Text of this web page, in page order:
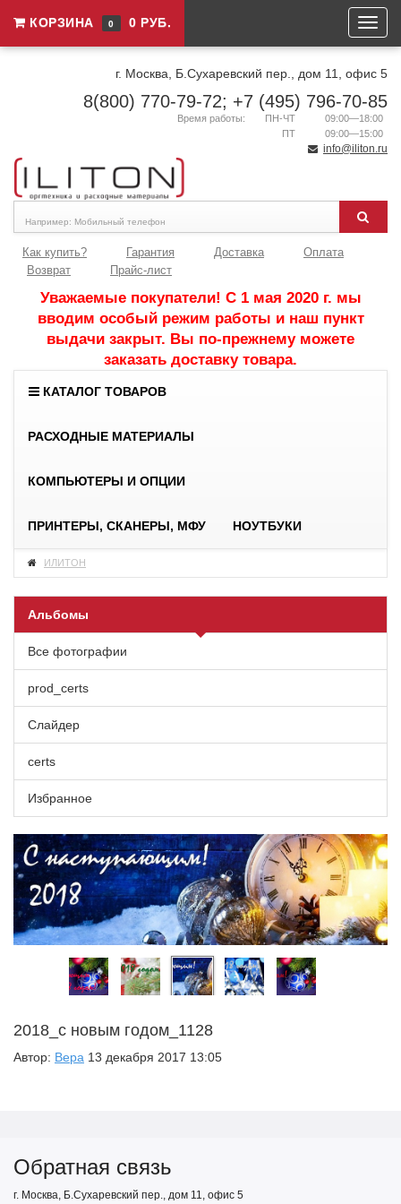
КОРЗИНА 0 0 РУБ.
г. Москва, Б.Сухаревский пер., дом 11, офис 5
8(800) 770-79-72; +7 (495) 796-70-85
Время работы: ПН-ЧТ
09:00—18:00
ПТ
09:00—15:00
info@iliton.ru
Как купить? Гарантия Доставка
Оплата
Возврат
Прайс-лист
Уважаемые покупатели! С 1 мая 2020 г. мы
вводим особый режим работы и наш пункт
выдачи закрыт. Вы по-прежнему можете
заказать доставку товара.
КАТАЛОГ ТОВАРОВ
РАСХОДНЫЕ МАТЕРИАЛЫ
КОМПЬЮТЕРЫ И ОПЦИИ
ПРИНТЕРЫ, СКАНЕРЫ, МФУ НОУТБУКИ
ИЛИТОН
Альбомы
Все фотографии
prod_certs
Слайдер
certs
Избранное
2018_с новым годом_1128
Автор: Вера 13 декабря 2017 13:05
Обратная связь
г. Москва, Б.Сухаревский пер., дом 11, офис 5